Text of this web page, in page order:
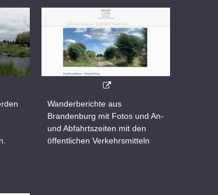
Wanderberichte aus
Brandenburg mit Fotos und An-
und Abfahrtszeiten mit den
öffentlichen Verkehrsmitteln